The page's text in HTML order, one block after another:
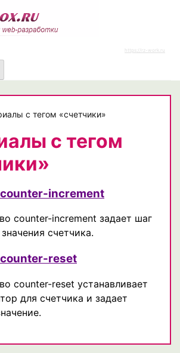
https://rz-work.ru
с тегом «счетчики»
с тегом
increment
counter-increment задает шаг
счетчика.
reset
counter-reset устанавливает
для счетчика и задает